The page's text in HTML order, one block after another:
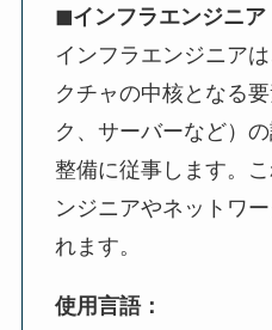
◼︎インフラエンジニア
インフラエンジニア
クチャの中核となる
ク、サーバーなど）
整備に従事します。
ンジニアやネットワ
れます。
使用言語：